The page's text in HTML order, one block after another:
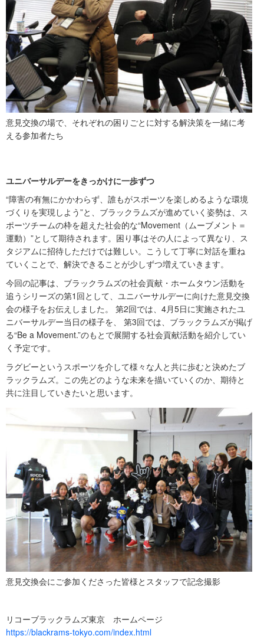
意見交換の場で、それぞれの困りごとに対する解決策を一緒に考
える参加者たち
ユニバーサルデーをきっかけに一歩ずつ
“障害の有無にかかわらず、誰もがスポーツを楽しめるような環境
づくりを実現しよう”と、ブラックラムズが進めていく姿勢は、ス
ポーツチームの枠を超えた社会的な“Movement（ムーブメント＝
運動）”として期待されます。困り事はその人によって異なり、ス
タジアムに招待しただけでは難しい。こうして丁寧に対話を重ね
ていくことで、解決できることが少しずつ増えていきます。
今回の記事は、ブラックラムズの社会貢献・ホームタウン活動を
追うシリーズの第1回として、ユニバーサルデーに向けた意見交換
会の様子をお伝えしました。 第2回では、4月5日に実施されたユ
ニバーサルデー当日の様子を、 第3回では、ブラックラムズが掲げ
る“Be a Movement.”のもとで展開する社会貢献活動を紹介してい
く予定です。
ラグビーというスポーツを介して様々な人と共に歩むと決めたブ
ラックラムズ。この先どのような未来を描いていくのか、期待と
共に注目していきたいと思います。
意見交換会にご参加くださった皆様とスタッフで記念撮影
リコーブラックラムズ東京 ホームページ
https://blackrams-tokyo.com/index.html